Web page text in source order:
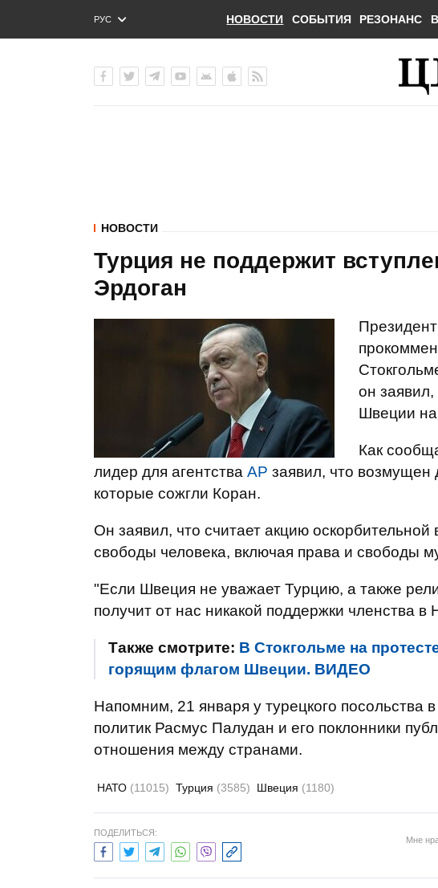
РУС
ENG
НОВОСТИ СОБЫТИЯ РЕЗОНАНС
НОВОСТИ
Турция не поддержит
Эрдоган
он
Швеции
Как
лидер для агентства АР заявил, что возмущен
которые сожгли Коран.
Он заявил, что считает акцию
свободы человека, включая права и свободы
"Если Швеция не уважает Турцию, а также
получит от нас никакой поддержки членства
Также смотрите: В Стокгольме на
горящим флагом Швеции. ВИДЕО
Напомним, 21 января у турецкого посольства
политик Расмус Палудан и его поклонники
отношения между странами.
НАТО (11015) Турция (3585) Швеция (1180)
ПОДЕЛИТЬСЯ:
Мне